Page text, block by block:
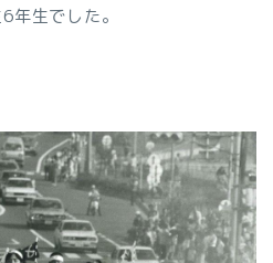
年生でした。